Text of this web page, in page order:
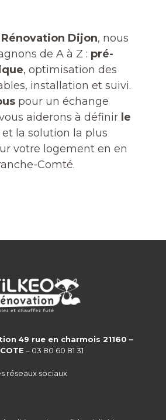
Rénovation Dijon, nous
de A à Z : pré-
, optimisation des
installation et suivi.
pour un échange
aiderons à définir le
et la solution la plus
votre logement en en
Comté.
49 rue en charmois 21160 –
– 03 80 60 81 31
réseaux sociaux